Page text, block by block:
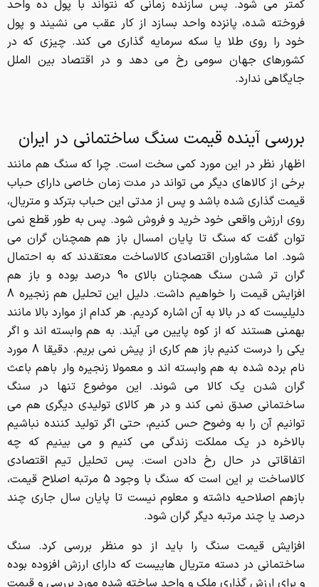
بررسی آینده قیمت سنگ ساختمانی در ایران
اظهار نظر در این مورد کمی سخت است. چرا که سنگ هم مانند
برخی از کالاهای دیگر می تواند در مدت زمان خاصی دارای حباب
قیمت گذاری شده باشد و پس از مدتی این حباب بترکد و متریال،
شود. اما مشاوران اقتصادی کالاساخت معتقدند که به احتمال
گران تر شدن سنگ همچنان بالای 90 درصد بوده و باز هم
افزایش قیمت را خواهیم داشت. دلیل این تحلیل هم زنجیره 8
دلیلیست که در بالا به آن اشاره کردیم. هر کدام از موارد بالا مانند
بهمنی هستند که از کوه پایین می آیند. به هم وابسته اند و اگر
یکی را درست کنیم باز هم کاری از پیش نمی بریم. دقیقا 8 مورد
نام برده شده به هم وابسته اند و معمولا زنجیره وار باهم باعث
گران شدن یک کالا می شوند. این موضوع تنها در سنگ
ساختمانی صدق نمی کند و در هر کالای تولیدی دیگری هم می
توانیم آن را به وضوح حس کنیم، حتی اگر تولید کننده نباشیم
بالاخره در یک مملکت زندگی می کنیم و می بینیم که چه
اتفاقاتی در حال رخ دادن است. پس تحلیل تیم اقتصادی
کالاساخت بر این است که سنگ با وجود 5 مرتبه اصلاح قیمت،
بازهم اصلاحیه داشته و معلوم نیست تا پایان سال جاری چند
درصد یا چند مرتبه دیگر گران شود.
افزایش قیمت سنگ را باید از دو منظر بررسی کرد. سنگ
ساختمانی در دسته متریال هاییست که دارای ارزش افزوده بوده
و برای ارزش گذاری ملک و واحد ساخته شده مورد بررسی و قیمت
گذاری کارشناسی قرار می گیرد. پس این یک ویژگی مثبت
محسوب می شود. به عنوان مثال سنگ تراورتن حاجی آباد در
میلیون تومان رسیده است. یعنی بیش از 15 هزار درصد افزایش
قیمت! حقوق اداره کار از سال 1395 تا به امروز تنها 2 هزار درصد
افزایش داشته است. پس بازهم می توان گفت که اگر بتوانیم از